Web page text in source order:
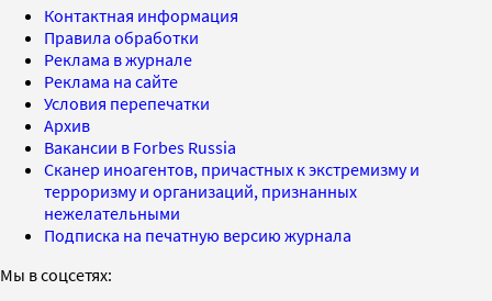
Контактная информация
Правила обработки
Реклама в журнале
Реклама на сайте
Условия перепечатки
Архив
Вакансии в Forbes Russia
Сканер иноагентов, причастных к экстремизму и
терроризму и организаций, признанных
нежелательными
Подписка на печатную версию журнала
Мы в соцсетях: